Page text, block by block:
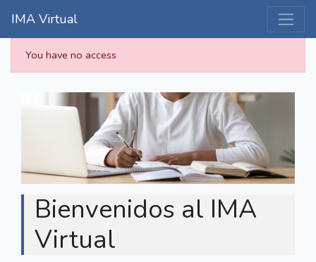
IMA Virtual
You have no access
Bienvenidos al IMA
Virtual